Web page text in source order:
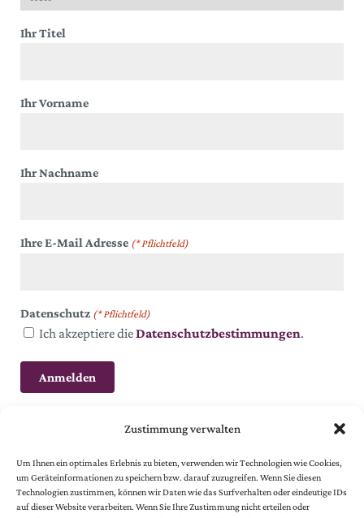
Zustimmung verwalten
Um Ihnen ein optimales Erlebnis zu bieten, verwenden wir Technologien wie Cookies,
um Geräteinformationen zu speichern bzw. darauf zuzugreifen. Wenn Sie diesen
Technologien zustimmen, können wir Daten wie das Surfverhalten oder eindeutige IDs
auf dieser Website verarbeiten. Wenn Sie Ihre Zustimmung nicht erteilen oder
Ihr Titel
Ihr Vorname
Ihr Nachname
Ihre E-Mail Adresse (* Pflichtfeld)
Datenschutz (* Pflichtfeld)
Ich akzeptiere dieDatenschutzbestimmungen.
© 2024 Österreichische Gesellschaft vom Goldenen Kreuze.